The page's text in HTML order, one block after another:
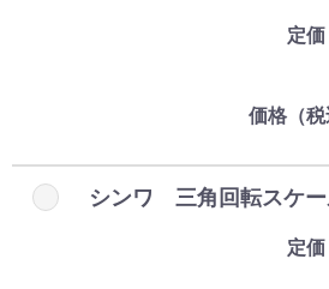
定価
価格（税
シンワ 三角回転スケ
定価